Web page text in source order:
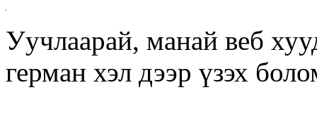
Уучлаарай, манай веб
герман хэл дээр үзэх